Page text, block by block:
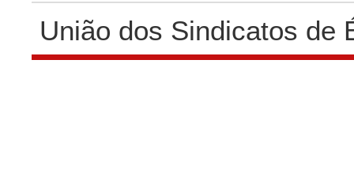
União dos Sindicatos de